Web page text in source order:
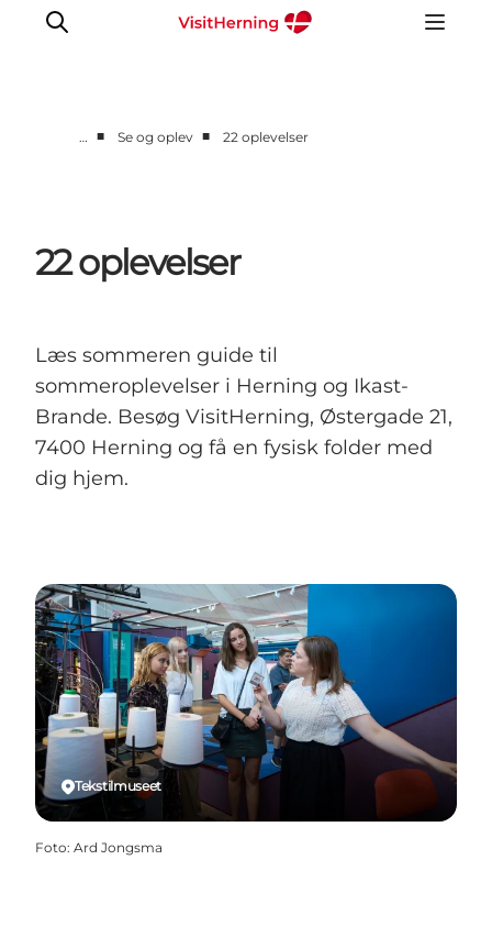
Kunstlandet
Se og oplev
Book overnatning
… ■ Se og oplev ■ 22 oplevelser
22 oplevelser
Læs sommeren guide til
sommeroplevelser i Herning og Ikast-
Brande. Besøg VisitHerning, Østergade 21,
7400 Herning og få en fysisk folder med
dig hjem.
Tekstilmuseet
Foto: Ard Jongsma